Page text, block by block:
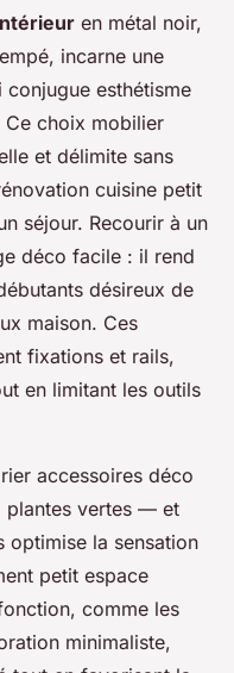
en métal noir,
incarne une
esthétisme
choix mobilier
et délimite sans
cuisine petit
séjour. Recourir à un
déco facile : il rend
désireux de
maison. Ces
fixations et rails,
en limitant les outils
accessoires déco
plantes vertes — et
optimise la sensation
petit espace
comme les
minimaliste,